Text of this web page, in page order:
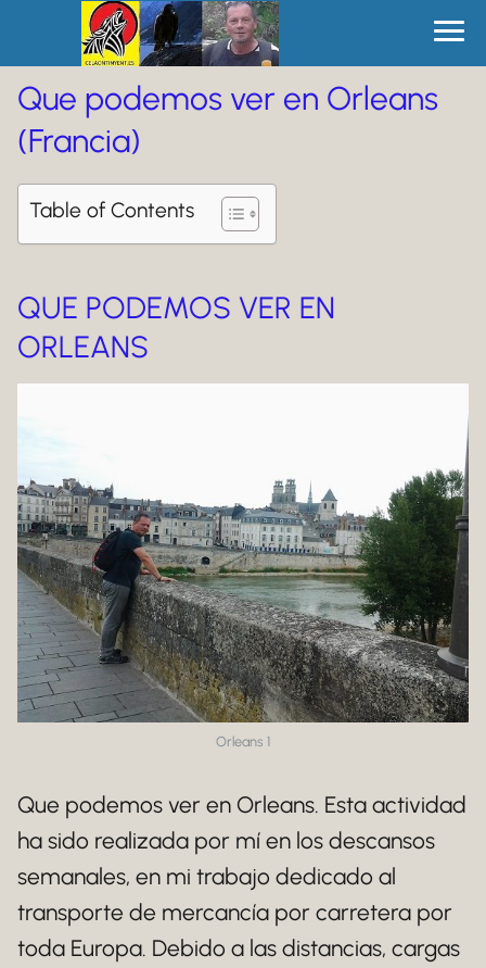
Que podemos ver en Orleans
(Francia)
Table of Contents
QUE PODEMOS VER EN
ORLEANS
Orleans 1
Que podemos ver en Orleans. Esta actividad
ha sido realizada por mí en los descansos
semanales, en mi trabajo dedicado al
transporte de mercancía por carretera por
toda Europa. Debido a las distancias, cargas